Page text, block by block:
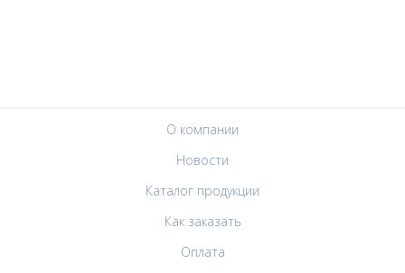
О компании
Новости
Каталог продукции
Как заказать
Оплата